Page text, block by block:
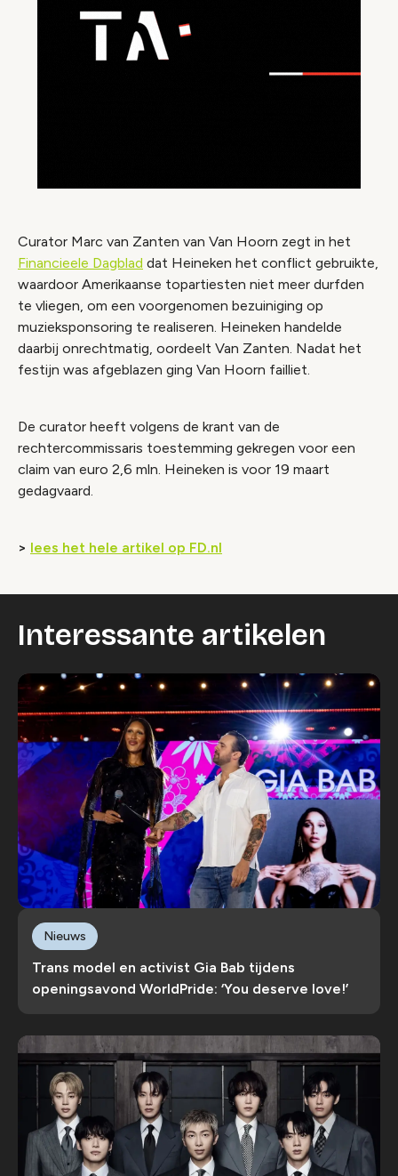
Curator Marc van Zanten van Van Hoorn zegt in het
Financieele Dagblad dat Heineken het conflict gebruikte,
waardoor Amerikaanse topartiesten niet meer durfden
te vliegen, om een voorgenomen bezuiniging op
muzieksponsoring te realiseren. Heineken handelde
daarbij onrechtmatig, oordeelt Van Zanten. Nadat het
festijn was afgeblazen ging Van Hoorn failliet.
De curator heeft volgens de krant van de
rechtercommissaris toestemming gekregen voor een
claim van euro 2,6 mln. Heineken is voor 19 maart
gedagvaard.
> lees het hele artikel op FD.nl
Interessante artikelen
Trans model en activist Gia Bab tijdens
openingsavond WorldPride: ‘You deserve love!’
Nieuws